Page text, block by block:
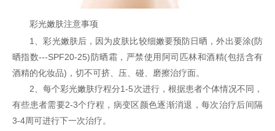
彩光嫩肤注意事项
1、彩光嫩肤后，因为皮肤比较细嫩要预防日晒，外出要涂(防
晒指数---SPF20-25)防晒霜，严禁使用阿司匹林和酒精(包括含有
酒精的化妆品)，切不可挤、压、碰、磨擦治疗面。
2、每个彩光嫩肤疗程分1-5次进行，根据患者个体情况不同，
有些患者需要2-3个疗程，病变区颜色逐渐消退，每次治疗后间隔
3-4周可进行下一次治疗。